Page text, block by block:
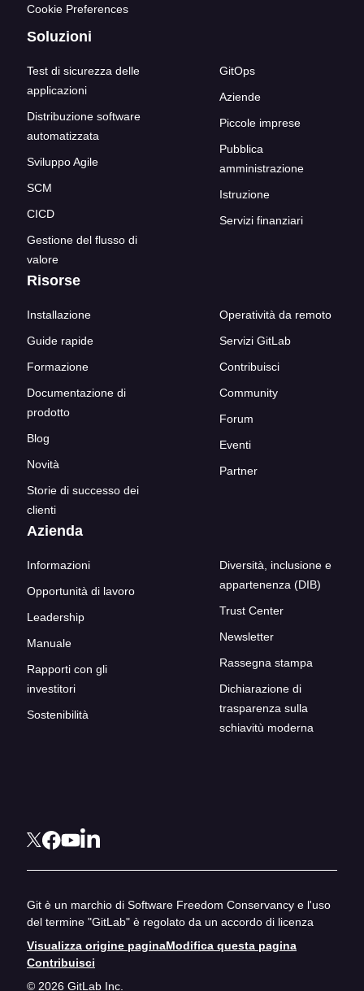
Cookie Preferences
Soluzioni
Test di sicurezza delle
applicazioni
Distribuzione software
automatizzata
Sviluppo Agile
SCM
CICD
Gestione del flusso di
valore
GitOps
Aziende
Piccole imprese
Pubblica
amministrazione
Istruzione
Servizi finanziari
Risorse
Installazione
Guide rapide
Formazione
Documentazione di
prodotto
Blog
Novità
Storie di successo dei
clienti
Operatività da remoto
Servizi GitLab
Contribuisci
Community
Forum
Eventi
Partner
Azienda
Informazioni
Opportunità di lavoro
Leadership
Manuale
Rapporti con gli
investitori
Sostenibilità
Diversità, inclusione e
appartenenza (DIB)
Trust Center
Newsletter
Rassegna stampa
Dichiarazione di
trasparenza sulla
schiavitù moderna
Git è un marchio di Software Freedom Conservancy e l'uso
del termine "GitLab" è regolato da un accordo di licenza
Visualizza origine paginaModifica questa pagina
Contribuisci
© 2026 GitLab Inc.